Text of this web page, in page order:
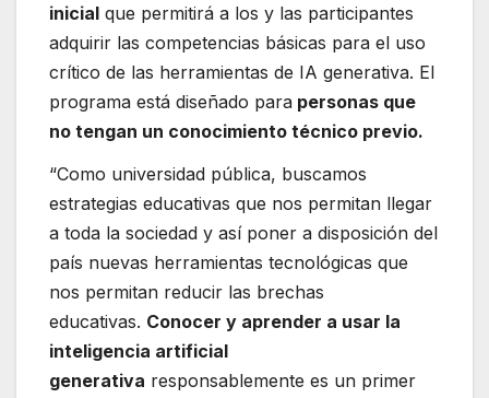
inicial que permitirá a los y las participantes
adquirir las competencias básicas para el uso
crítico de las herramientas de IA generativa. El
programa está diseñado para personas que
no tengan un conocimiento técnico previo.
“Como universidad pública, buscamos
estrategias educativas que nos permitan llegar
a toda la sociedad y así poner a disposición del
país nuevas herramientas tecnológicas que
nos permitan reducir las brechas
educativas. Conocer y aprender a usar la
inteligencia artificial
generativa responsablemente es un primer